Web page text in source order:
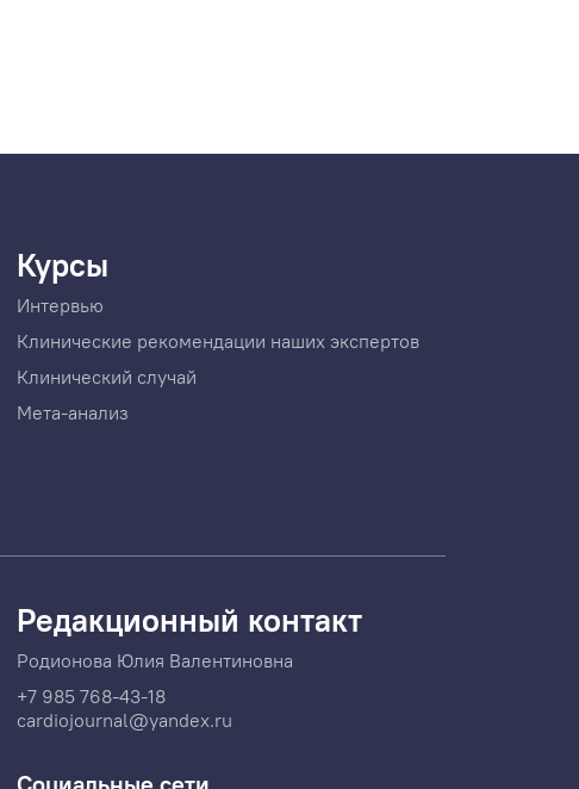
Курсы
Интервью
Клинические рекомендации наших экспертов
Клинический случай
Мета-анализ
Редакционный контакт
Родионова Юлия Валентиновна
+7 985 768-43-18
cardiojournal@yandex.ru